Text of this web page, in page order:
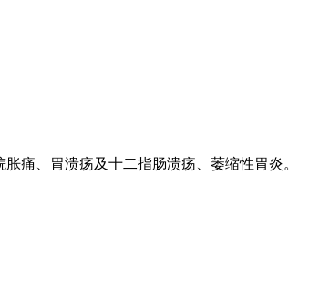
痛、胃溃疡及十二指肠溃疡、萎缩性胃炎。